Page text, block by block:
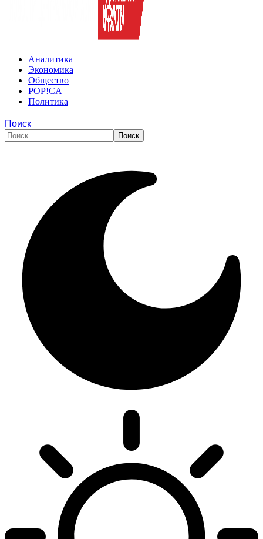
Аналитика
Экономика
Общество
POP!CA
Политика
Поиск